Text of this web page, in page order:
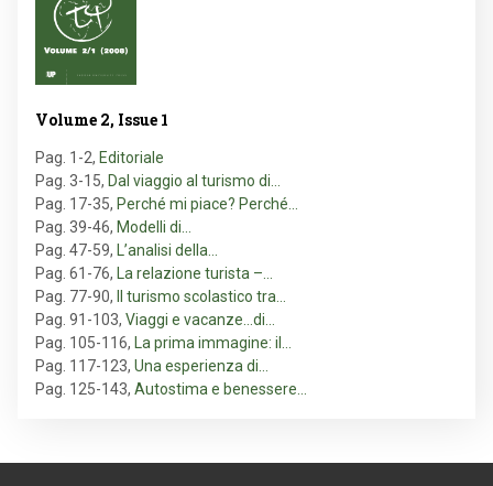
Volume 2, Issue 1
Pag. 1-2, Editoriale
Pag. 3-15, Dal viaggio al turismo di…
Pag. 17-35, Perché mi piace? Perché…
Pag. 39-46, Modelli di…
Pag. 47-59,
L’analisi della…
Pag. 61-76,
La relazione turista –…
Pag. 77-90,
Il turismo scolastico tra…
Pag. 91-103, Viaggi e vacanze…di…
Pag. 105-116,
La prima immagine: il…
Pag. 117-123, Una esperienza di…
Pag. 125-143, Autostima e benessere…